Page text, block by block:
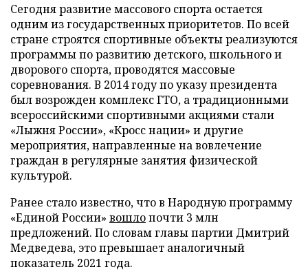
Сегодня развитие массового спорта остается
одним из государственных приоритетов. По всей
стране строятся спортивные объекты реализуются
программы по развитию детского, школьного и
дворового спорта, проводятся массовые
соревнования. В 2014 году по указу президента
был возрожден комплекс ГТО, а традиционными
всероссийскими спортивными акциями стали
«Лыжня России», «Кросс нации» и другие
мероприятия, направленные на вовлечение
граждан в регулярные занятия физической
культурой.
Ранее стало известно, что в Народную программу
«Единой России» вошлопочти 3 млн
предложений. По словам главы партии Дмитрий
Медведева, это превышает аналогичный
показатель 2021 года.